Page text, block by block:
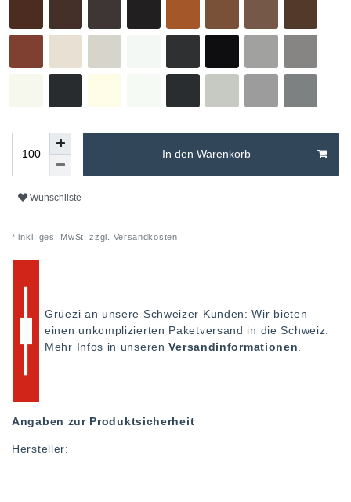
In den Warenkorb
Wunschliste
* inkl. ges. MwSt. zzgl. Versandkosten
Grüezi an unsere Schweizer Kunden: Wir bieten
einen unkomplizierten Paketversand in die Schweiz.
Mehr Infos in unserenVersandinformationen
Angaben zur Produktsicherheit
Hersteller: